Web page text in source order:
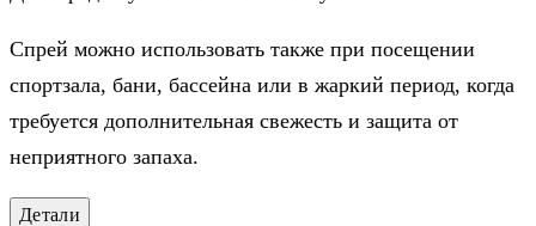
Спрей можно использовать также при посещении
спортзала, бани, бассейна или в жаркий период, когда
требуется дополнительная свежесть и защита от
неприятного запаха.
Детали